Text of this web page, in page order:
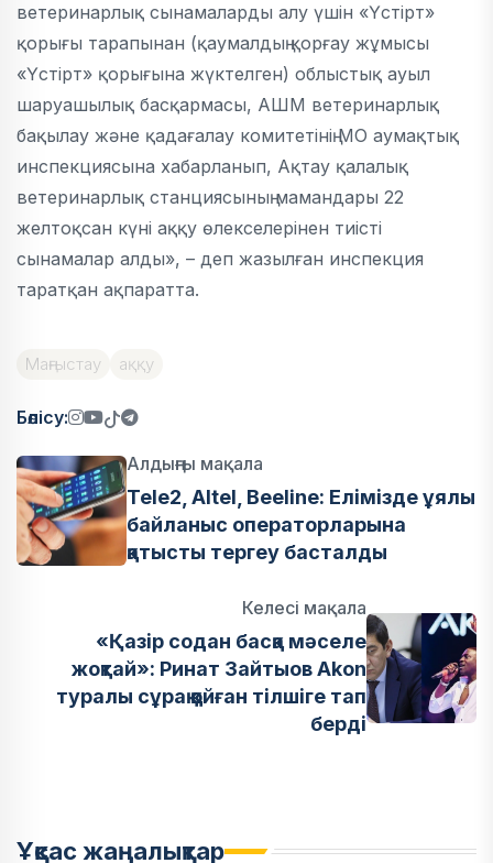
ветеринарлық сынамаларды алу үшін «Үстірт»
қорығы тарапынан (қаумалдың қорғау жұмысы
«Үстірт» қорығына жүктелген) облыстық ауыл
шаруашылық басқармасы, АШМ ветеринарлық
бақылау және қадағалау комитетінің МО аумақтық
инспекциясына хабарланып, Ақтау қалалық
ветеринарлық станциясының мамандары 22
желтоқсан күні аққу өлекселерінен тиісті
сынамалар алды», – деп жазылған инспекция
таратқан ақпаратта.
Маңғыстау аққу
Бөлісу:
Алдыңғы мақала
Tele2, Altel, Beeline: Елімізде ұялы
байланыс операторларына
қатысты тергеу басталды
Келесі мақала
«Қазір содан басқа мәселе
жоқтай»: Ринат Зайтыов Akon
туралы сұрақ қойған тілшіге тап
берді
Ұқсас жаңалықтар